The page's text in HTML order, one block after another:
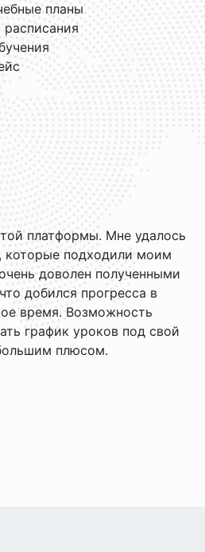
планы
платформы. Мне удалось
которые подходили моим
доволен полученными
добился прогресса в
время. Возможность
график уроков под свой
плюсом.